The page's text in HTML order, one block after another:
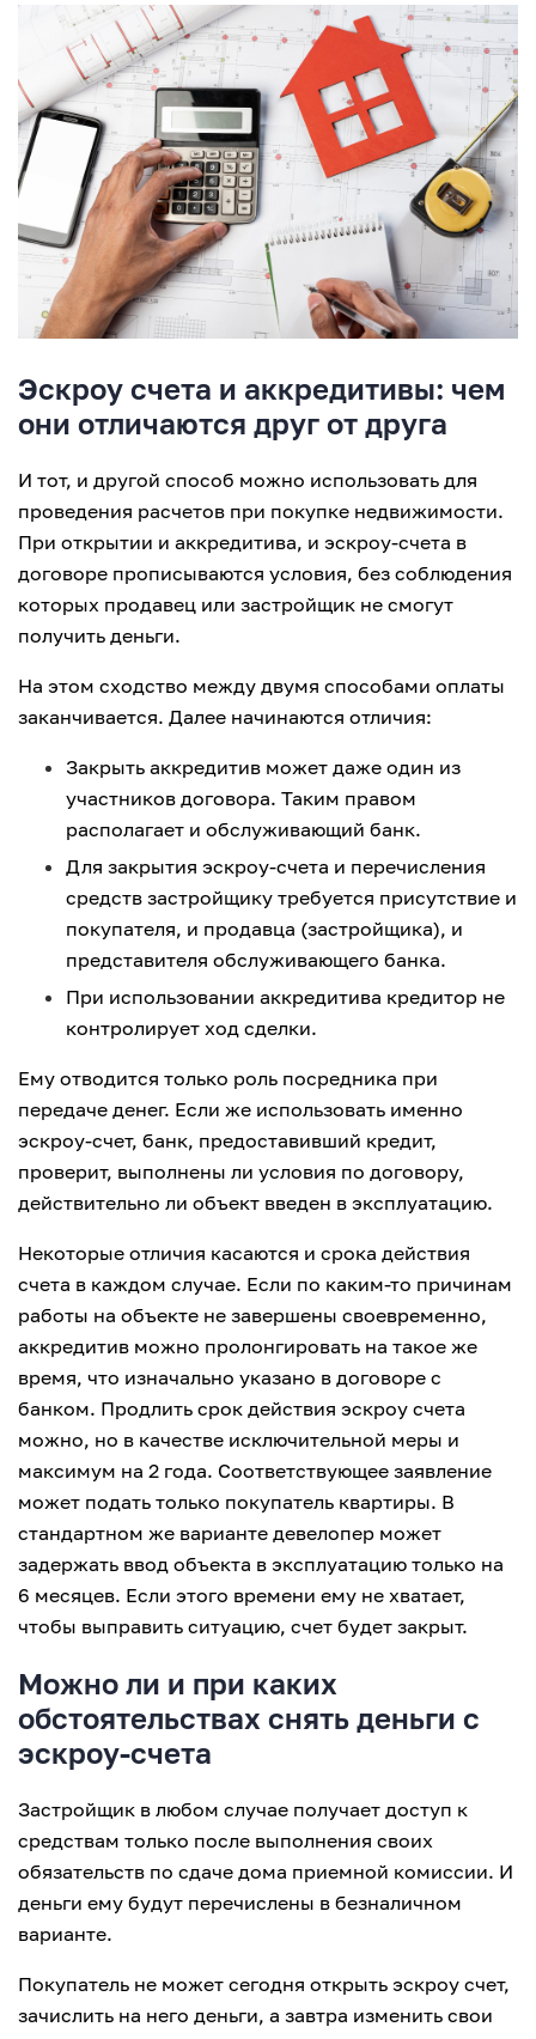
Эскроу счета и аккредитивы: чем
они отличаются друг от друга
И тот, и другой способ можно использовать для
проведения расчетов при покупке недвижимости.
При открытии и аккредитива, и эскроу-счета в
договоре прописываются условия, без соблюдения
которых продавец или застройщик не смогут
получить деньги.
На этом сходство между двумя способами оплаты
заканчивается. Далее начинаются отличия:
Закрыть аккредитив может даже один из
участников договора. Таким правом
располагает и обслуживающий банк.
Для закрытия эскроу-счета и перечисления
средств застройщику требуется присутствие и
покупателя, и продавца (застройщика), и
представителя обслуживающего банка.
При использовании аккредитива кредитор не
контролирует ход сделки.
Ему отводится только роль посредника при
передаче денег. Если же использовать именно
эскроу-счет, банк, предоставивший кредит,
проверит, выполнены ли условия по договору,
действительно ли объект введен в эксплуатацию.
Некоторые отличия касаются и срока действия
счета в каждом случае. Если по каким-то причинам
работы на объекте не завершены своевременно,
аккредитив можно пролонгировать на такое же
время, что изначально указано в договоре с
банком. Продлить срок действия эскроу счета
можно, но в качестве исключительной меры и
максимум на 2 года. Соответствующее заявление
может подать только покупатель квартиры. В
стандартном же варианте девелопер может
задержать ввод объекта в эксплуатацию только на
6 месяцев. Если этого времени ему не хватает,
чтобы выправить ситуацию, счет будет закрыт.
Можно ли и при каких
обстоятельствах снять деньги с
эскроу-счета
Застройщик в любом случае получает доступ к
средствам только после выполнения своих
обязательств по сдаче дома приемной комиссии. И
деньги ему будут перечислены в безналичном
варианте.
Покупатель не может сегодня открыть эскроу счет,
зачислить на него деньги, а завтра изменить свои